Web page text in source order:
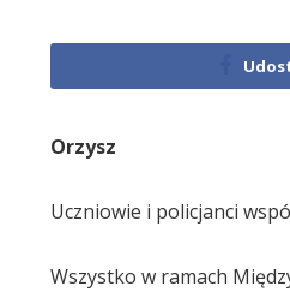
Orzysz
Uczniowie i policjanci
Wszystko w ramach